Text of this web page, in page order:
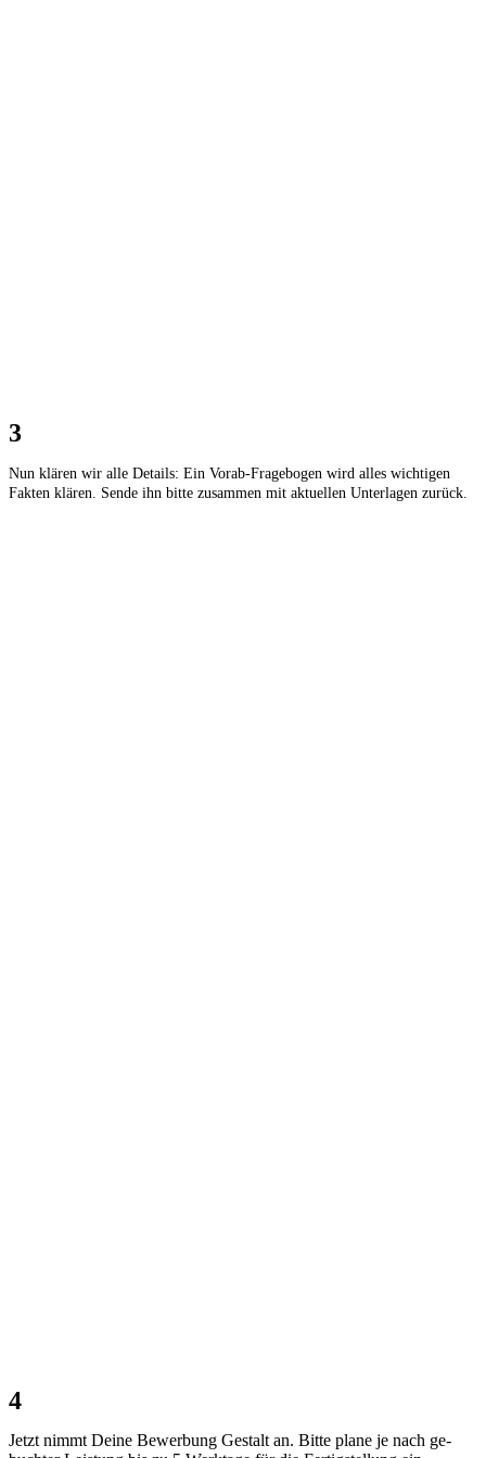
3
Nun klären wir alle Details: Ein Vorab-Fragebogen wird alles wichtigen
Fakten klären. Sende ihn bitte zusammen mit aktuellen Unterlagen zurück.
4
Jetzt nimmt Deine Bewerbung Gestalt an. Bitte plane je nach ge-